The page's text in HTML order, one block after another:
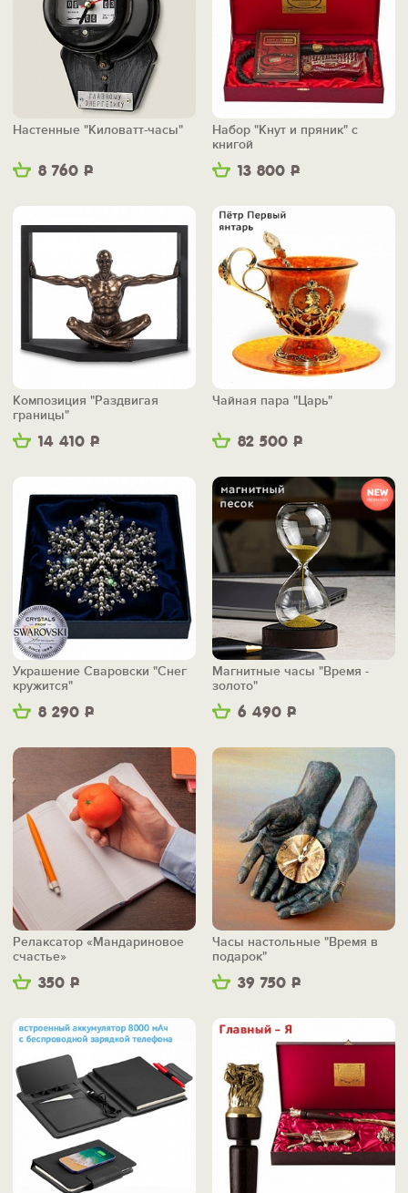
8 760 Р
Настенные "Киловатт-часы"
13 800 Р
Набор "Кнут и пряник" с
книгой
14 410 Р
Композиция "Раздвигая
границы"
82 500 Р
Чайная пара "Царь"
8 290 Р
Украшение Сваровски "Снег
кружится"
6 490 Р
Магнитные часы "Время -
золото"
350 Р
Релаксатор «Мандариновое
счастье»
39 750 Р
Часы настольные "Время в
подарок"